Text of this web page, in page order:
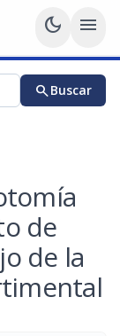
dark_mode menu
searchBuscar
de
de la